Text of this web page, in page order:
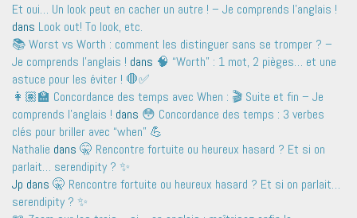
Et oui… Un look peut en cacher un autre ! – Je comprends l'anglais !
dans Look out! To look, etc.
📚 Worst vs Worth : comment les distinguer sans se tromper ? –
Je comprends l'anglais ! dans 🧠 “Worth” : 1 mot, 2 pièges… et une
astuce pour les éviter ! 🛑✅
👩🏽‍🏫 Concordance des temps avec When : 🎬 Suite et fin – Je
comprends l'anglais ! dans 😳 Concordance des temps : 3 verbes
clés pour briller avec “when” 💪
Nathalie dans 🤫 Rencontre fortuite ou heureux hasard ? Et si on
parlait… serendipity ? ✨
Jp dans 🤫 Rencontre fortuite ou heureux hasard ? Et si on parlait…
serendipity ? ✨